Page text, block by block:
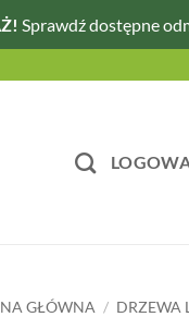
Sprawdź dostępne
GŁÓWNA / DRZEWA